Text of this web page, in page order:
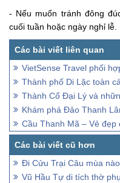
- Nếu muốn tránh đông
cuối tuần hoặc ngày nghỉ lễ.
VietSense Travel phối hợp tổ chức thành công Hội nghị của Bộ Y tế về Đẩy mạnh triển khai bệnh án
Thành phố Di Lặc toàn cảnh
Thành Cổ Đại Lý và những
Khám phá Đảo Thanh Lân
Cầu Thanh Mã – Vẻ đẹp
Đi Cửu Trại Câu mùa nào tháng
Vũ Hầu Tự di tích thờ phụng